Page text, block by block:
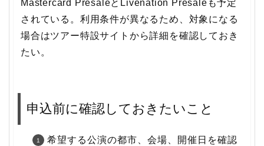
Mastercard PresaleとLivenation Presaleも予定
されている。利用条件が異なるため、対象になる
場合はツアー特設サイトから詳細を確認しておき
たい。
申込前に確認しておきたいこと
希望する公演の都市、会場、開催日を確認